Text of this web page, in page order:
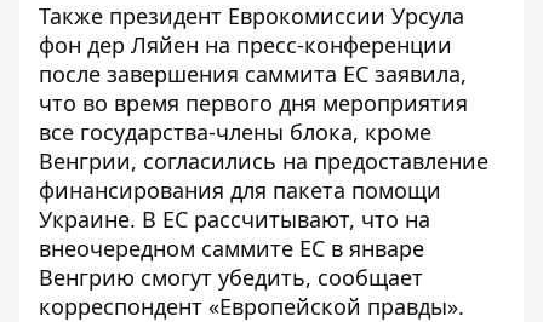
Также президент Еврокомиссии Урсула
фон дер Ляйен на пресс-конференции
после завершения саммита ЕС заявила,
что во время первого дня мероприятия
все государства-члены блока, кроме
Венгрии, согласились на предоставление
финансирования для пакета помощи
Украине. В ЕС рассчитывают, что на
внеочередном саммите ЕС в январе
Венгрию смогут убедить, сообщает
корреспондент «Европейской правды».